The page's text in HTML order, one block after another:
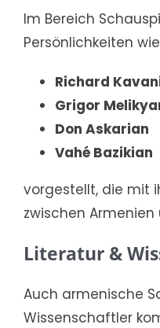
Im Bereich
Persönlichkeiten wie
Richard
Grigor
Don Askarian
Vahé Bazikian
vorgestellt, die mit
zwischen
Literatur &
Auch armenische
Wissenschaftler